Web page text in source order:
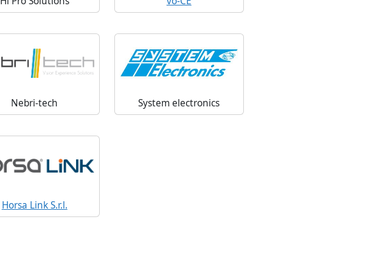
Nebri-tech System electronics
Horsa Link S.r.l.